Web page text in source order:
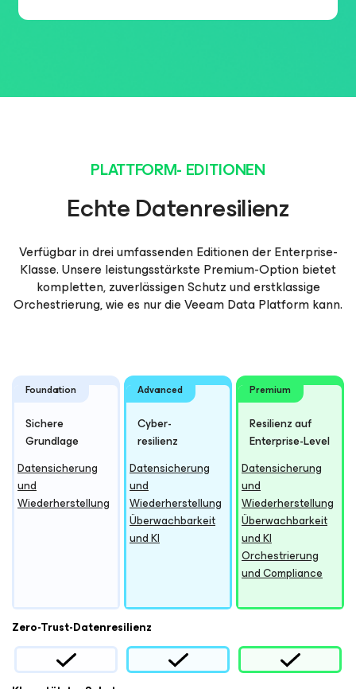
PLATTFORM- EDITIONEN
Echte Datenresilienz
Verfügbar in drei umfassenden Editionen der Enterprise-
Klasse. Unsere leistungsstärkste Premium-Option bietet
kompletten, zuverlässigen Schutz und erstklassige
Orchestrierung, wie es nur die Veeam Data Platform kann.
Foundation
Sichere
Grundlage
Advanced
Cyber-
resilienz
Premium
Resilienz auf
Enterprise-Level
Datensicherung
und
Wiederherstellung
Datensicherung
und
Wiederherstellung
Überwachbarkeit
und KI
Datensicherung
und
Wiederherstellung
Überwachbarkeit
und KI
Orchestrierung
und Compliance
Zero-Trust-Datenresilienz